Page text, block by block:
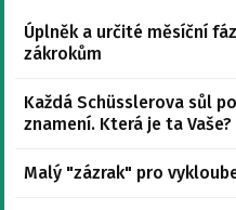
Úplněk a určité měsíční
zákrokům
Každá Schüsslerova sůl
znamení. Která je ta Vaše?
Malý "zázrak" pro